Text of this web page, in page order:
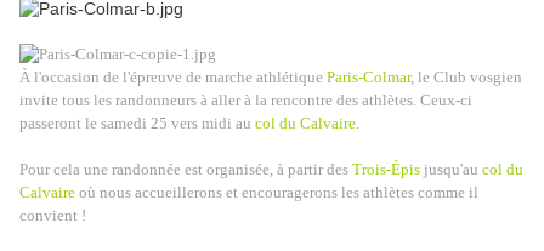
À l'occasion de l'épreuve de marche athlétique Paris-Colmar, le Club vosgien
invite tous les randonneurs à aller à la rencontre des athlètes. Ceux-ci
passeront le samedi 25 vers midi au col du Calvaire.
Pour cela une randonnée est organisée, à partir des Trois-Épis jusqu'au col du
Calvaire où nous accueillerons et encouragerons les athlètes comme il
convient !